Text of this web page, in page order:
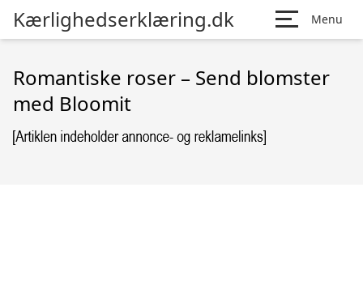
Kærlighedserklæring.dk Menu
Romantiske roser – Send blomster
med Bloomit